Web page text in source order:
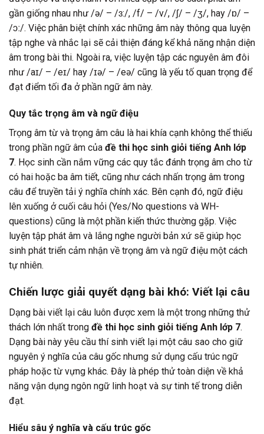
gần giống nhau như /ə/ – /ɜ:/, /f/ – /v/, /ʃ/ – /ʒ/, hay /ɒ/ –
/ɔː/. Việc phân biệt chính xác những âm này thông qua luyện
tập nghe và nhắc lại sẽ cải thiện đáng kể khả năng nhận diện
âm trong bài thi. Ngoài ra, việc luyện tập các nguyên âm đôi
như /aɪ/ – /eɪ/ hay /ɪə/ – /eə/ cũng là yếu tố quan trọng để
đạt điểm tối đa ở phần ngữ âm này.
Quy tắc trọng âm và ngữ điệu
Trọng âm từ và trọng âm câu là hai khía cạnh không thể thiếu
trong phần ngữ âm của đề thi học sinh giỏi tiếng Anh lớp
7. Học sinh cần nắm vững các quy tắc đánh trọng âm cho từ
có hai hoặc ba âm tiết, cũng như cách nhấn trọng âm trong
câu để truyền tải ý nghĩa chính xác. Bên cạnh đó, ngữ điệu
lên xuống ở cuối câu hỏi (Yes/No questions và WH-
questions) cũng là một phần kiến thức thường gặp. Việc
luyện tập phát âm và lắng nghe người bản xứ sẽ giúp học
sinh phát triển cảm nhận về trọng âm và ngữ điệu một cách
tự nhiên.
Chiến lược giải quyết dạng bài khó: Viết lại câu
Dạng bài viết lại câu luôn được xem là một trong những thử
thách lớn nhất trong đề thi học sinh giỏi tiếng Anh lớp 7.
Dạng bài này yêu cầu thí sinh viết lại một câu sao cho giữ
nguyên ý nghĩa của câu gốc nhưng sử dụng cấu trúc ngữ
pháp hoặc từ vựng khác. Đây là phép thử toàn diện về khả
năng vận dụng ngôn ngữ linh hoạt và sự tinh tế trong diễn
đạt.
Hiểu sâu ý nghĩa và cấu trúc gốc